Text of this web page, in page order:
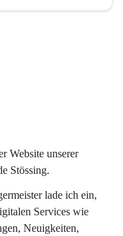
Website unserer
Stössing.
lade ich ein,
Services wie
Neuigkeiten,